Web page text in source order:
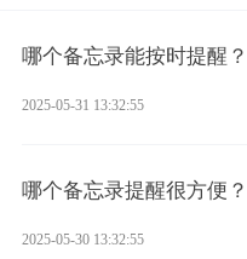
哪个备忘录能按时提醒？
2025-05-31 13:32:55
哪个备忘录提醒很方便？
2025-05-30 13:32:55